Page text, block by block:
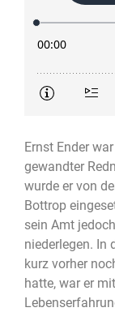
Ernst Ender
gewandter
wurde er von
Bottrop
sein Amt
niederlegen. In
kurz vorher
hatte, war er